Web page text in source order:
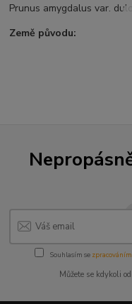
Prunus amygdalus var. dulce
Země původu:
Souhlasím se
Můžete se kdykoli